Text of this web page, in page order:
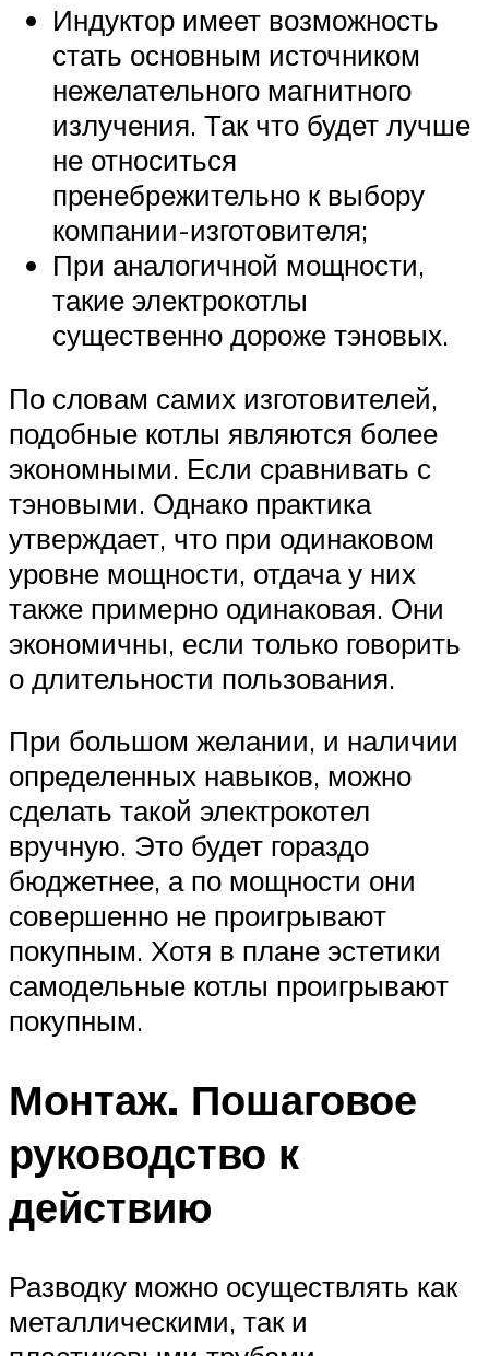
Индуктор имеет возможность
стать основным источником
нежелательного магнитного
излучения. Так что будет лучше
не относиться
пренебрежительно к выбору
компании-изготовителя;
При аналогичной мощности,
такие электрокотлы
существенно дороже тэновых.
По словам самих изготовителей,
подобные котлы являются более
экономными. Если сравнивать с
тэновыми. Однако практика
утверждает, что при одинаковом
уровне мощности, отдача у них
также примерно одинаковая. Они
экономичны, если только говорить
о длительности пользования.
При большом желании, и наличии
определенных навыков, можно
сделать такой электрокотел
вручную. Это будет гораздо
бюджетнее, а по мощности они
совершенно не проигрывают
покупным. Хотя в плане эстетики
самодельные котлы проигрывают
покупным.
Монтаж. Пошаговое
руководство к
действию
Разводку можно осуществлять как
металлическими, так и